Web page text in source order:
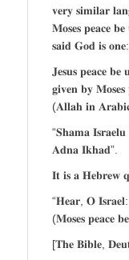
𝐯𝐞𝐫𝐲 𝐬𝐢𝐦𝐢𝐥𝐚𝐫
𝐌𝐨𝐬𝐞𝐬 𝐩𝐞𝐚𝐜𝐞
𝐬𝐚𝐢𝐝 𝐆𝐨𝐝 𝐢𝐬
𝐉𝐞𝐬𝐮𝐬 𝐩𝐞𝐚𝐜𝐞 𝐛𝐞
𝐠𝐢𝐯𝐞𝐧 𝐛𝐲
(𝐀𝐥𝐥𝐚𝐡 𝐢𝐧
“𝐒𝐡𝐚𝐦𝐚
𝐀𝐝𝐧𝐚 𝐈𝐤𝐡𝐚𝐝”.
𝐈𝐭 𝐢𝐬 𝐚 𝐇𝐞𝐛𝐫𝐞𝐰
“𝐇𝐞𝐚𝐫, 𝐎
(𝐌𝐨𝐬𝐞𝐬 𝐩𝐞𝐚𝐜𝐞
[𝐓𝐡𝐞 𝐁𝐢𝐛𝐥𝐞,